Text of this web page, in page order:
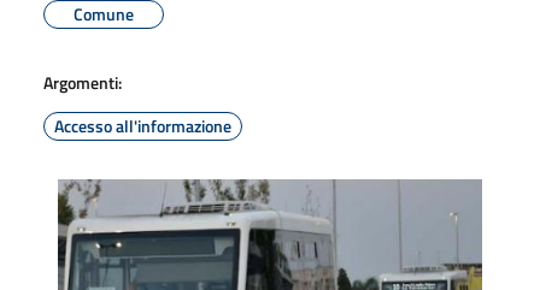
Comune
Argomenti:
Accesso all'informazione